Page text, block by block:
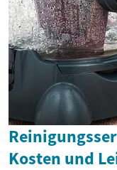
Kosten und